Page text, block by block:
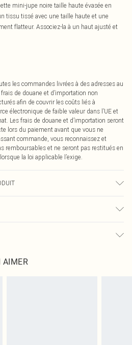
mini-jupe noire taille haute évasée en
tissu tissé avec une taille haute et une
flatteur. Associez-la à un haut ajusté et
les commandes livrées à des adresses au
de douane et d’importation non
afin de couvrir les coûts liés à
électronique de faible valeur dans l’UE et
Les frais de douane et d’importation seront
lors du paiement avant que vous ne
commande, vous reconnaissez et
remboursables et ne seront pas restitués en
la loi applicable l’exige.
AIMER